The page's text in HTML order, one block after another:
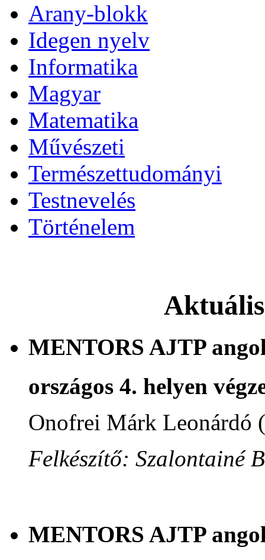
Arany-blokk
Idegen nyelv
Informatika
Magyar
Matematika
Művészeti
Természettudományi
Testnevelés
Történelem
MENTORS AJTP
országos 4. helyen
Onofrei Márk Leonárdó
Felkészítő: Szalontainé
MENTORS AJTP